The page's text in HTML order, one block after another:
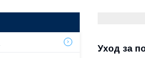
Уход за